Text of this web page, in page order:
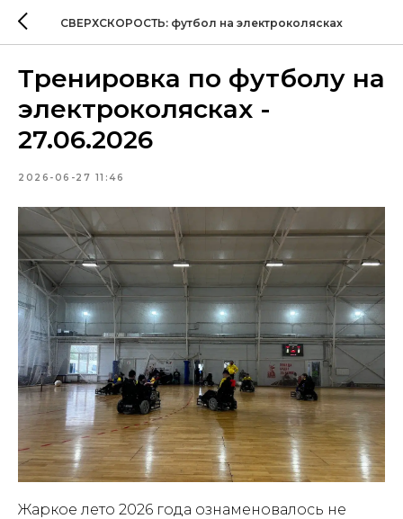
СВЕРХСКОРОСТЬ: футбол на электроколясках
Тренировка по футболу на
электроколясках -
27.06.2026
2026-06-27 11:46
Жаркое лето 2026 года ознаменовалось не